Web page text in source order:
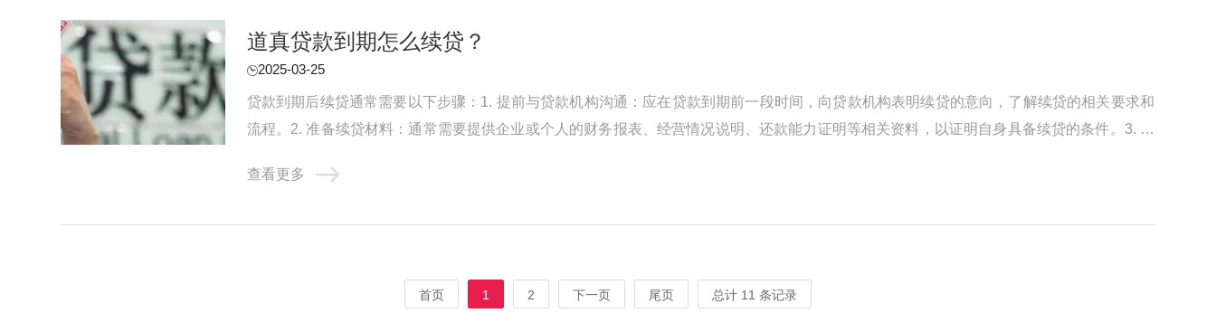
道真贷款到期怎么续贷？
2025-03-25
贷款到期后续贷通常需要以下步骤：1. 提前与贷款机构沟通：应在贷款到期前一段时间，向贷款机构表明续贷的意向，了解续贷的相关要求和
流程。2. 准备续贷材料：通常需要提供企业或个人的财务报表、经营情况说明、还款能力证明等相关资料，以证明自身具备续贷的条件。3. 进
查看更多
首页 1 2 下一页 尾页 总计 11 条记录